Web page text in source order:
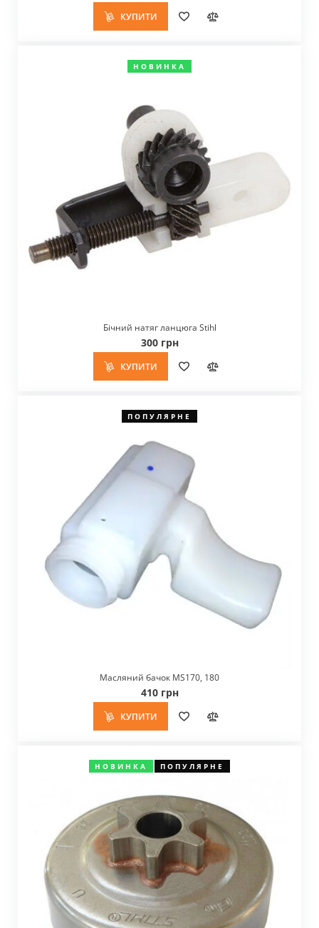
КУПИТИ
НОВИНКА
Бічний натяг ланцюга Stihl
300 грн
КУПИТИ
ПОПУЛЯРНЕ
Масляний бачок MS170, 180
410 грн
КУПИТИ
НОВИНКА ПОПУЛЯРНЕ